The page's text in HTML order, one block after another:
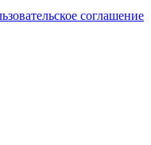
соглашение